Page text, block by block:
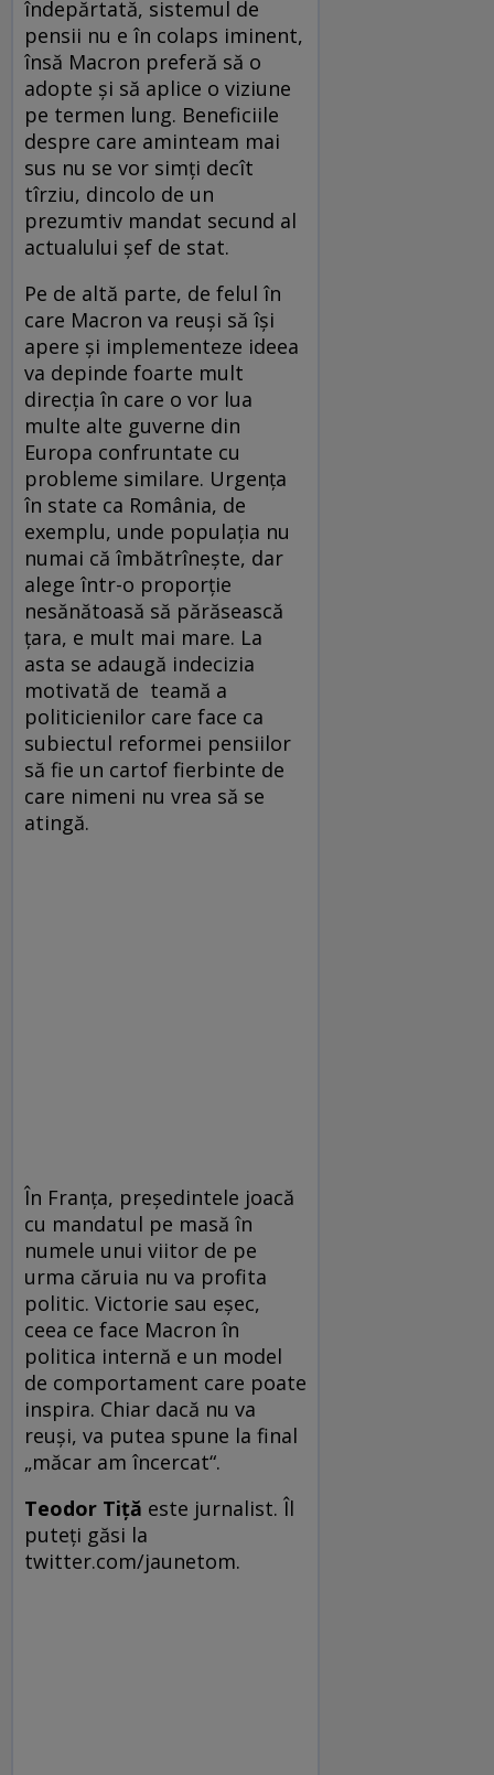
îndepărtată, sistemul de
pensii nu e în colaps iminent,
însă Macron preferă să o
adopte și să aplice o viziune
pe termen lung. Beneficiile
despre care aminteam mai
sus nu se vor simți decît
tîrziu, dincolo de un
prezumtiv mandat secund al
actualului șef de stat.
Pe de altă parte, de felul în
care Macron va reuși să își
apere și implementeze ideea
va depinde foarte mult
direcția în care o vor lua
multe alte guverne din
Europa confruntate cu
probleme similare. Urgența
în state ca România, de
exemplu, unde populația nu
numai că îmbătrînește, dar
alege într-o proporție
nesănătoasă să părăsească
țara, e mult mai mare. La
asta se adaugă indecizia
motivată de teamă a
politicienilor care face ca
subiectul reformei pensiilor
să fie un cartof fierbinte de
care nimeni nu vrea să se
atingă.
În Franța, președintele joacă
cu mandatul pe masă în
numele unui viitor de pe
urma căruia nu va profita
politic. Victorie sau eșec,
ceea ce face Macron în
politica internă e un model
de comportament care poate
inspira. Chiar dacă nu va
reuși, va putea spune la final
„măcar am încercat“.
Teodor Tiţă este jurnalist. Îl
puteţi găsi la
twitter.com/jaunetom.